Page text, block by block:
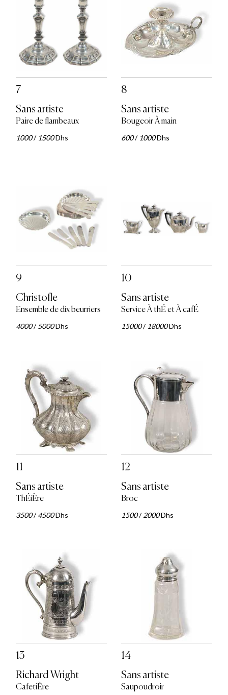
7
Sans artiste
Paire de flambeaux
1000/ 1500Dhs
8
Sans artiste
Bougeoir À main
600/ 1000Dhs
9
Christofle
Ensemble de dix beurriers
4000/5000Dhs
10
Sans artiste
Service À thÉ et À cafÉ
15000/ 18000Dhs
11
Sans artiste
ThÉiÈre
3500/4500Dhs
12
Sans artiste
Broc
1500/2000Dhs
13
Richard Wright
CafetiÈre
14
Sans artiste
Saupoudroir